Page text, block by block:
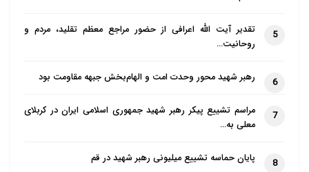
5
تقدیر آیت الله اعرافی از حضور مراجع معظم تقلید، مردم و
روحانیت…
6 رهبر شهید محور وحدت امت و الهام‌بخش جبهه مقاومت بود
7
مراسم تشییع پیکر رهبر شهید جمهوری اسلامی ایران در کربلای
معلی به…
8 پایان حماسه تشییع میلیونی رهبر شهید در قم